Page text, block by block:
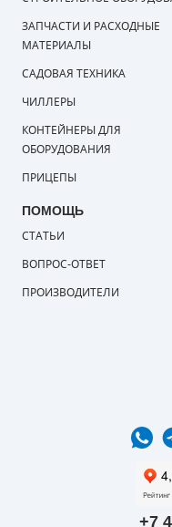
+7
ЗАПЧАСТИ И РАСХОДНЫЕ
МАТЕРИАЛЫ
САДОВАЯ ТЕХНИКА
ЧИЛЛЕРЫ
КОНТЕЙНЕРЫ ДЛЯ
ОБОРУДОВАНИЯ
ПРИЦЕПЫ
ПОМОЩЬ
СТАТЬИ
ВОПРОС-ОТВЕТ
ПРОИЗВОДИТЕЛИ